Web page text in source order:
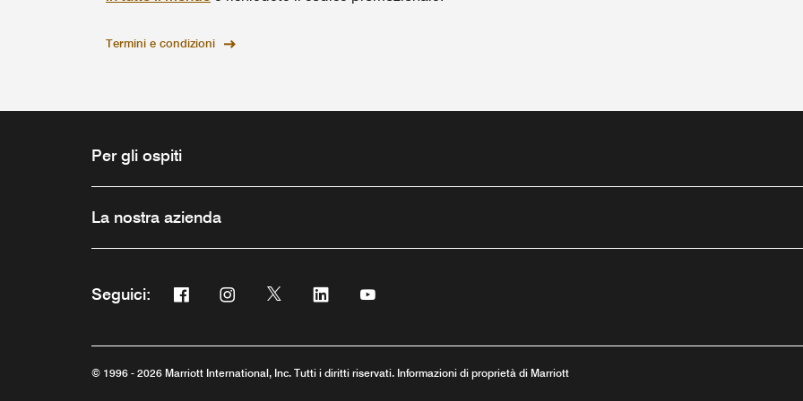
Termini e condizioni
Per gli ospiti
La nostra azienda
Seguici: Facebook
Apre una nuova finestra
Instagram
Apre una nuova finestra
Twitter
Apre una nuova finestra
Linkedin
Apre una nuova finestra
Apre una nuova finestra
© 1996 - 2026 Marriott International, Inc. Tutti i diritti riservati. Informazioni di proprietà di Marriott